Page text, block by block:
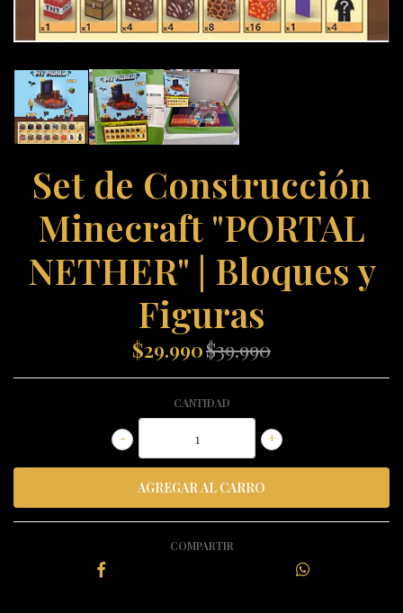
Set de Construcción
Minecraft "PORTAL
NETHER" | Bloques y
Figuras
$29.990$39.990
CANTIDAD
+
-
COMPARTIR